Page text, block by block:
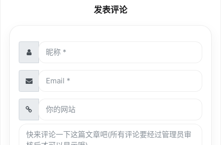
发表评论